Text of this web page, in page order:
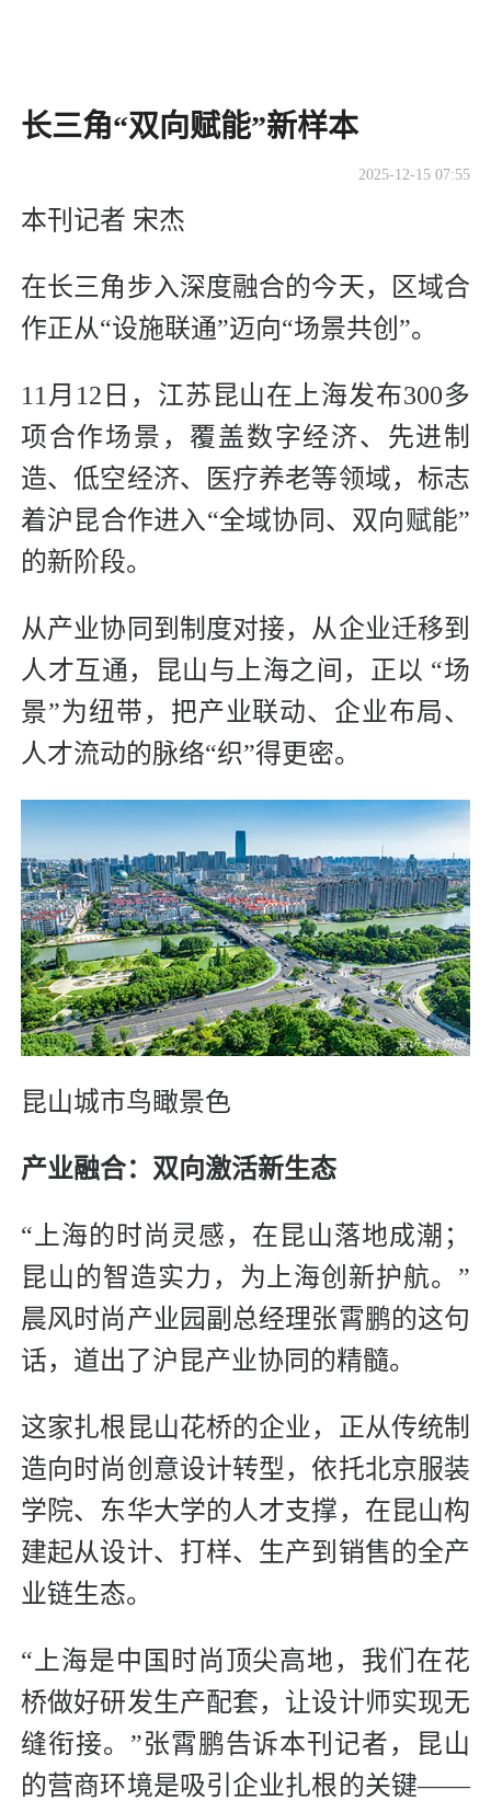
长三角“双向赋能”新样本
2025-12-15 07:55
本刊记者 宋杰
在长三角步入深度融合的今天，区域合
作正从“设施联通”迈向“场景共创”。
11月12日，江苏昆山在上海发布300多
项合作场景，覆盖数字经济、先进制
造、低空经济、医疗养老等领域，标志
着沪昆合作进入“全域协同、双向赋能”
的新阶段。
从产业协同到制度对接，从企业迁移到
人才互通，昆山与上海之间，正以 “场
景”为纽带，把产业联动、企业布局、
人才流动的脉络“织”得更密。
昆山城市鸟瞰景色
产业融合：双向激活新生态
“上海的时尚灵感，在昆山落地成潮；
昆山的智造实力，为上海创新护航。”
晨风时尚产业园副总经理张霄鹏的这句
话，道出了沪昆产业协同的精髓。
这家扎根昆山花桥的企业，正从传统制
造向时尚创意设计转型，依托北京服装
学院、东华大学的人才支撑，在昆山构
建起从设计、打样、生产到销售的全产
业链生态。
“上海是中国时尚顶尖高地，我们在花
桥做好研发生产配套，让设计师实现无
缝衔接。”张霄鹏告诉本刊记者，昆山
的营商环境是吸引企业扎根的关键——